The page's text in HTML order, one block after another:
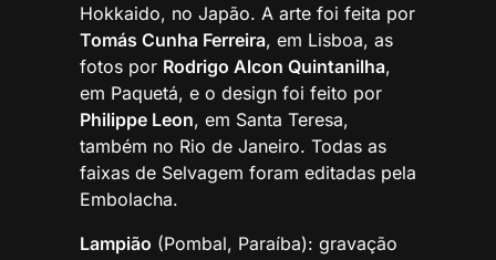
Hokkaido, no Japão. A arte foi feita por
Tomás Cunha Ferreira, em Lisboa, as
fotos por Rodrigo Alcon Quintanilha,
em Paquetá, e o design foi feito por
Philippe Leon, em Santa Teresa,
também no Rio de Janeiro. Todas as
faixas de Selvagem foram editadas pela
Embolacha.
Lampião (Pombal, Paraíba): gravação